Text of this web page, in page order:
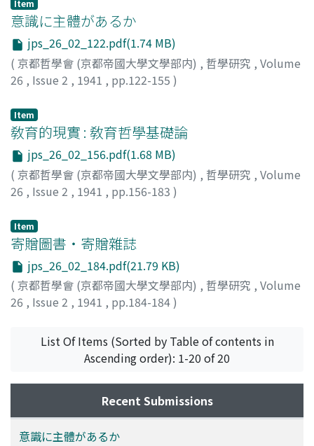
Item
意識に主體があるか
jps_26_02_122.pdf(1.74 MB)
( 京都哲學會 (京都帝國大學文學部内) , 哲學研究 , Volume
26 , Issue 2 , 1941 , pp.122-155 )
Item
敎育的現實 : 敎育哲學基礎論
jps_26_02_156.pdf(1.68 MB)
( 京都哲學會 (京都帝國大學文學部内) , 哲學研究 , Volume
26 , Issue 2 , 1941 , pp.156-183 )
Item
寄贈圖書・寄贈雜誌
jps_26_02_184.pdf(21.79 KB)
( 京都哲學會 (京都帝國大學文學部内) , 哲學研究 , Volume
26 , Issue 2 , 1941 , pp.184-184)
List Of Items (Sorted by Table of contents in
Ascending order): 1-20 of 20
Recent Submissions
意識に主體があるか